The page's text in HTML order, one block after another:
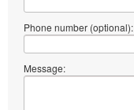
Phone number (optional):
Message: